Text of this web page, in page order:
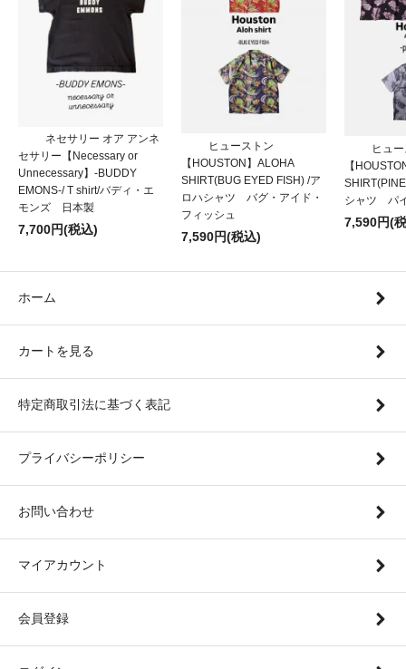
ネセサリー オア アンネ
セサリー【Necessary or
Unnecessary】-BUDDY
EMONS-/ T shirt/バディ・エ
モンズ 日本製
7,700円(税込)
ヒューストン
【HOUSTON】ALOHA
SHIRT(BUG EYED FISH) /ア
ロハシャツ バグ・アイド・
フィッシュ
7,590円(税込)
ヒュ
【
シャツ パ
7,590円(
ホーム
カートを見る
特定商取引法に基づく表記
プライバシーポリシー
お問い合わせ
マイアカウント
会員登録